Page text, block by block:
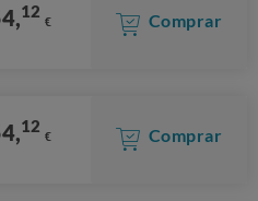
12 € Comprar
12 € Comprar